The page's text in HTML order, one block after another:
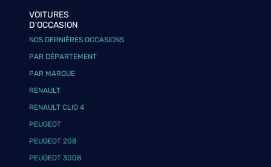
VOITURES
D'OCCASION
NOS DERNIÈRES OCCASIONS
PAR DÉPARTEMENT
PAR MARQUE
RENAULT
RENAULT CLIO 4
PEUGEOT
PEUGEOT 208
PEUGEOT 3008